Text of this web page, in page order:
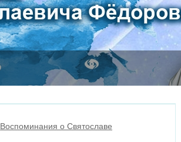
Воспоминания о Святославе